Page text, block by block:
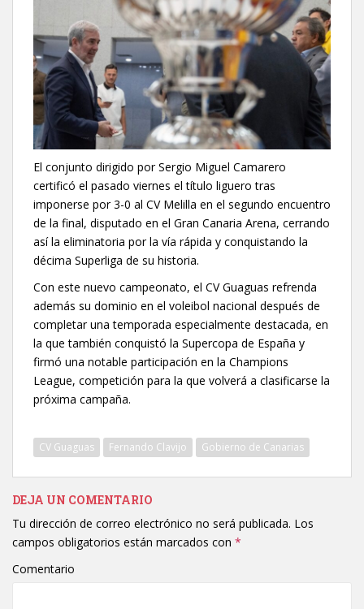
El conjunto dirigido por Sergio Miguel Camarero
certificó el pasado viernes el título liguero tras
imponerse por 3-0 al CV Melilla en el segundo encuentro
de la final, disputado en el Gran Canaria Arena, cerrando
así la eliminatoria por la vía rápida y conquistando la
décima Superliga de su historia.
Con este nuevo campeonato, el CV Guaguas refrenda
además su dominio en el voleibol nacional después de
completar una temporada especialmente destacada, en
la que también conquistó la Supercopa de España y
firmó una notable participación en la Champions
League, competición para la que volverá a clasificarse la
próxima campaña.
CV Guaguas Fernando Clavijo Gobierno de Canarias
DEJA UN COMENTARIO
Tu dirección de correo electrónico no será publicada. Los
campos obligatorios están marcados con *
Comentario